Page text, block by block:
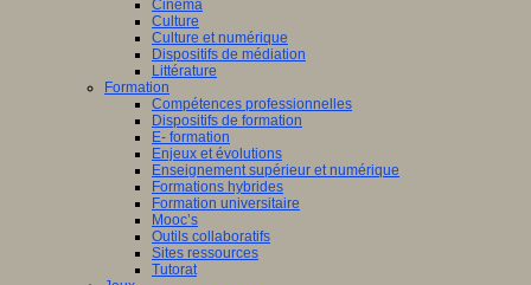
Cinéma
Culture
Culture et numérique
Dispositifs de médiation
Littérature
Formation
Compétences professionnelles
Dispositifs de formation
E- formation
Enjeux et évolutions
Enseignement supérieur et numérique
Formations hybrides
Formation universitaire
Mooc’s
Outils collaboratifs
Sites ressources
Tutorat